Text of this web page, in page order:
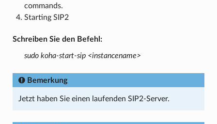
commands.
Starting SIP2
Schreiben Sie den Befehl:
sudo koha-start-sip <instancename>
Bemerkung
Jetzt haben Sie einen laufenden SIP2-Server.